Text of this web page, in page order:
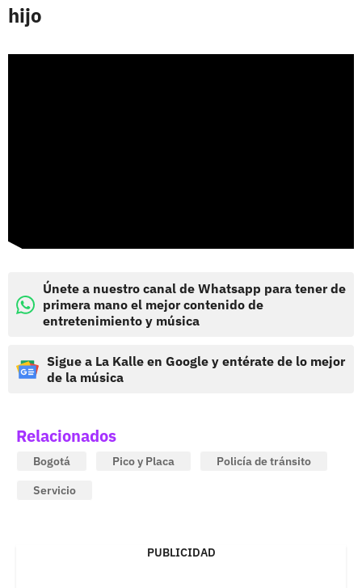
hijo
Únete a nuestro canal de Whatsapp para tener de
primera mano el mejor contenido de
entretenimiento y música
Sigue a La Kalle en Google y entérate de lo mejor
de la música
Relacionados
Bogotá Pico y Placa
Policía de tránsito
Servicio
PUBLICIDAD